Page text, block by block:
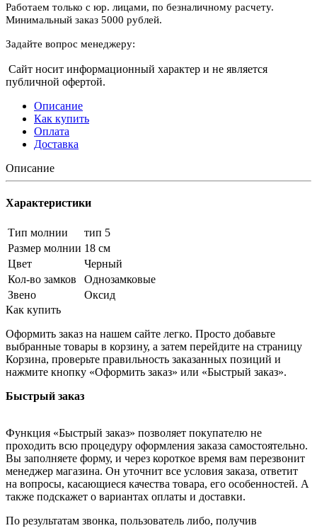
Работаем только с юр. лицами, по безналичному расчету.
Минимальный заказ 5000 рублей.
Задайте вопрос менеджеру:
Сайт носит информационный характер и не является
публичной офертой.
Описание
Как купить
Оплата
Доставка
Описание
Характеристики
Тип молнии
тип 5
Размер молнии 18 см
Цвет
Черный
Кол-во замков
Однозамковые
Звено
Оксид
Как купить
Оформить заказ на нашем сайте легко. Просто добавьте
выбранные товары в корзину, а затем перейдите на страницу
Корзина, проверьте правильность заказанных позиций и
нажмите кнопку «Оформить заказ» или «Быстрый заказ».
Быстрый заказ
Функция «Быстрый заказ» позволяет покупателю не
проходить всю процедуру оформления заказа самостоятельно.
Вы заполняете форму, и через короткое время вам перезвонит
менеджер магазина. Он уточнит все условия заказа, ответит
на вопросы, касающиеся качества товара, его особенностей. А
также подскажет о вариантах оплаты и доставки.
По результатам звонка, пользователь либо, получив